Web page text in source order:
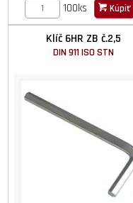
100ks
Kúpiť
Klíč 6HR ZB č.2,5
DIN 911 ISO STN